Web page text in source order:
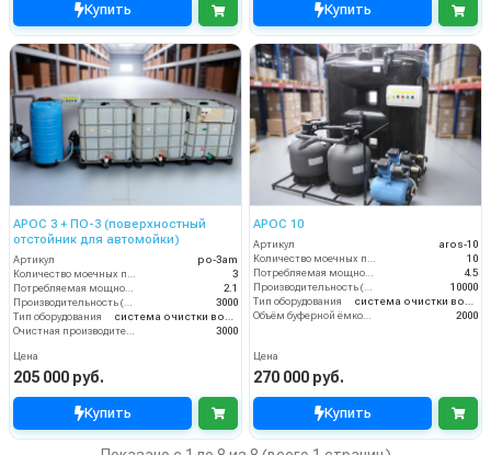
Купить Купить
АРОС 3 + ПО-3 (поверхностный
отстойник для автомойки)
Артикул
po-3am
3
2.1
3000
Тип оборудования
3000
Цена
205 000 руб.
Купить
АРОС 10
Артикул
aros-10
10
4.5
10000
Тип оборудования
2000
Цена
270 000 руб.
Купить